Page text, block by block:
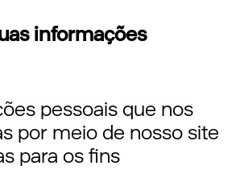
informações
pessoais que nos
por meio de nosso site
para os fins